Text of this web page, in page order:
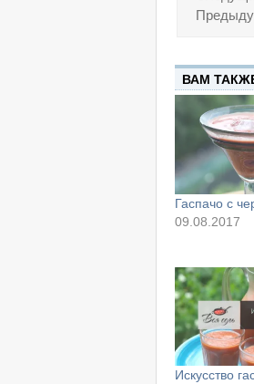
ВАМ
Гаспачо с
09.08.2017
Искусство